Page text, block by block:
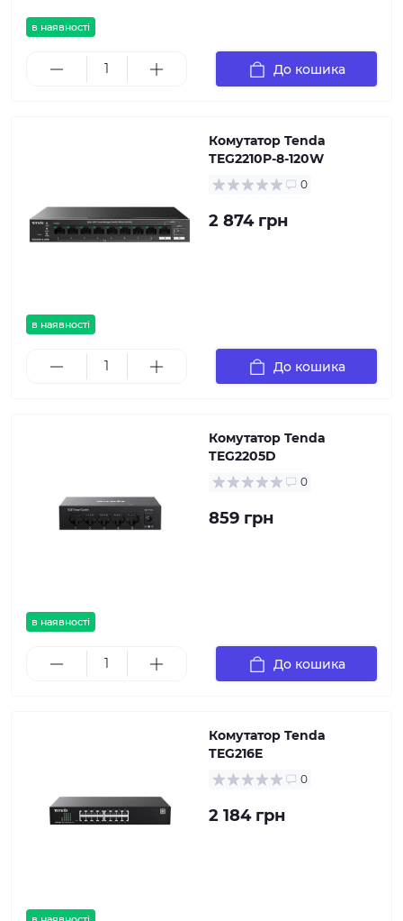
в наявності
До кошика
в наявності
Комутатор Tenda
TEG2210P-8-120W
0
2 874 грн
До кошика
в наявності
Комутатор Tenda
TEG2205D
0
859 грн
До кошика
Комутатор Tenda
TEG216E
0
2 184 грн